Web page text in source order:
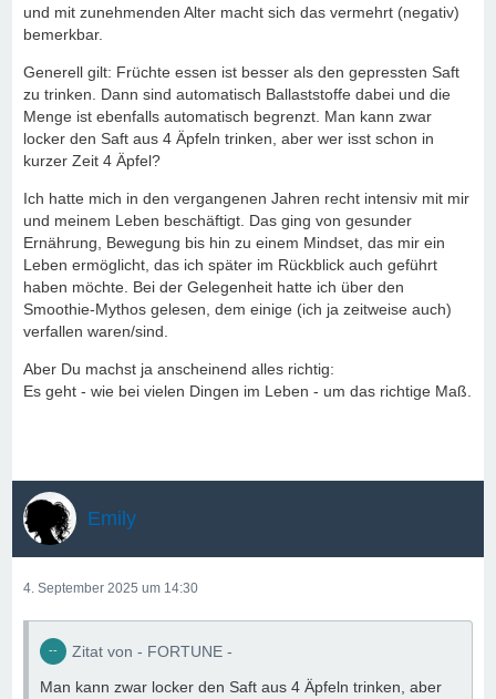
und mit zunehmenden Alter macht sich das vermehrt (negativ)
bemerkbar.
Generell gilt: Früchte essen ist besser als den gepressten Saft
zu trinken. Dann sind automatisch Ballaststoffe dabei und die
Menge ist ebenfalls automatisch begrenzt. Man kann zwar
locker den Saft aus 4 Äpfeln trinken, aber wer isst schon in
kurzer Zeit 4 Äpfel?
Ich hatte mich in den vergangenen Jahren recht intensiv mit mir
und meinem Leben beschäftigt. Das ging von gesunder
Ernährung, Bewegung bis hin zu einem Mindset, das mir ein
Leben ermöglicht, das ich später im Rückblick auch geführt
haben möchte. Bei der Gelegenheit hatte ich über den
Smoothie-Mythos gelesen, dem einige (ich ja zeitweise auch)
verfallen waren/sind.
Aber Du machst ja anscheinend alles richtig:
Es geht - wie bei vielen Dingen im Leben - um das richtige Maß.
Emily
4. September 2025 um 14:30
Zitat von - FORTUNE -
Man kann zwar locker den Saft aus 4 Äpfeln trinken, aber